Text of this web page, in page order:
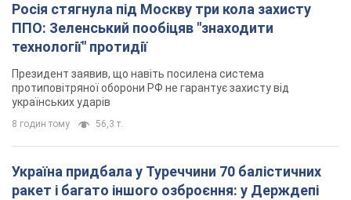
Росія стягнула під Москву три кола захисту
ППО: Зеленський пообіцяв "знаходити
технології" протидії
Президент заявив, що навіть посилена система
протиповітряної оборони РФ не гарантує захисту від
українських ударів
8 годин тому 56,3 т.
Україна придбала у Туреччини 70 балістичних
ракет і багато іншого озброєння: у Держдепі